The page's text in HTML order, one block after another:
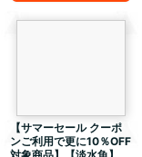
【サマーセール クーポ
ンご利用で更に10％OFF